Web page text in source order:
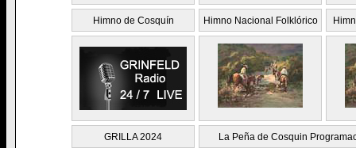
Himno de Cosquín Himno Nacional Folklórico
GRILLA 2024 La Peña de Cosquin